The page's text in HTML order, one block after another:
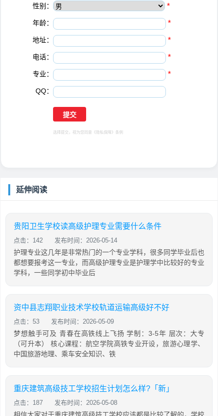
性别： *
年龄： *
地址： *
电话： *
专业： *
QQ：
选择提交，视为您同意 《隐私保障》 条例
延伸阅读
贵阳卫生学校读高级护理专业需要什么条件
点击：142 发布时间：2026-05-14
护理专业这几年是非常热门的一个专业学科，很多同学毕业后也
都想要报考这一专业，而高级护理专业是护理学中比较好的专业
学科，一些同学初中毕业后
资中县志翔职业技术学校轨道运输高级好不好
点击：53 发布时间：2026-05-09
梦想触手可及 青春在高铁线上飞扬 学制：3-5年 层次：大专
（可升本） 核心课程：航空学院高铁专业开设，旅游心理学、
中国旅游地理、乘车安全知识、铁
重庆建筑高级技工学校招生计划怎么样?「新」
点击：187 发布时间：2026-05-08